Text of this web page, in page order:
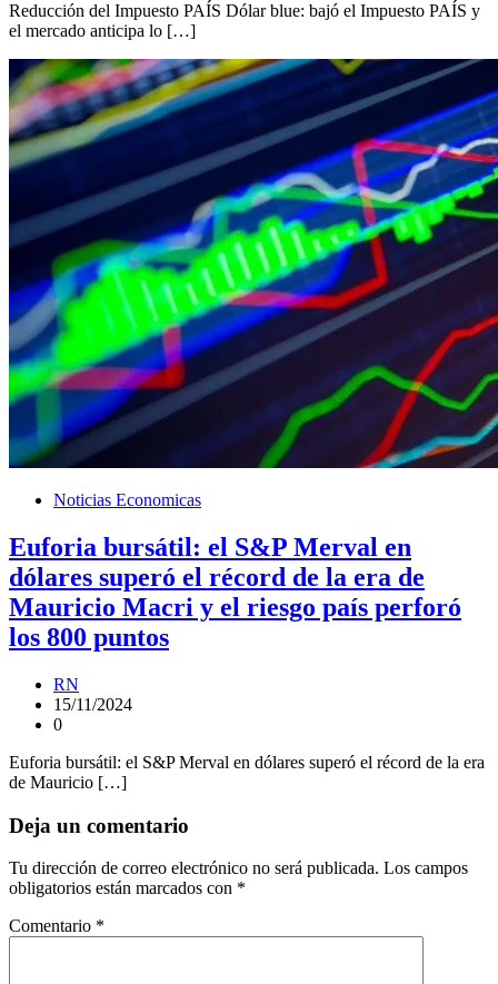
Reducción del Impuesto PAÍS Dólar blue: bajó el Impuesto PAÍS y
el mercado anticipa lo […]
Noticias Economicas
Euforia bursátil: el S&P Merval en
dólares superó el récord de la era de
Mauricio Macri y el riesgo país perforó
los 800 puntos
RN
15/11/2024
0
Euforia bursátil: el S&P Merval en dólares superó el récord de la era
de Mauricio […]
Deja un comentario
Tu dirección de correo electrónico no será publicada. Los campos
obligatorios están marcados con *
Comentario *